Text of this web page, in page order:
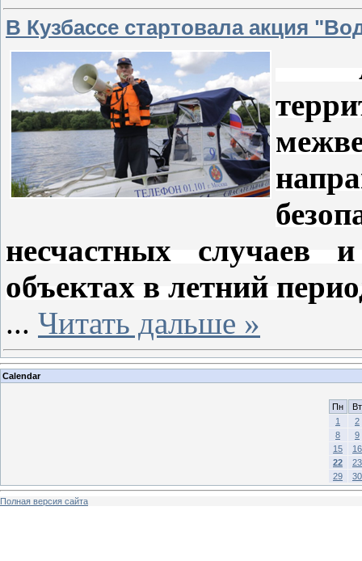
В Кузбассе стартовала акция
несчастных
объектах в летний
... Читать дальше »
Calendar
Пн
Вт
1
2
8
9
15
16
22
23
29
30
Полная версия сайта